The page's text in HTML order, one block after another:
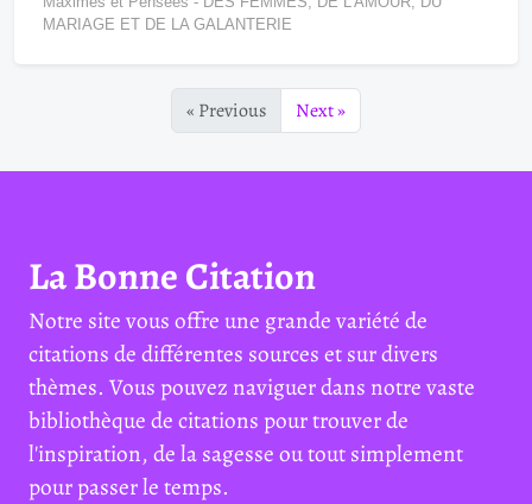
MARIAGE ET DE LA GALANTERIE
« Previous Next »
La Bonne Citation
Notre site vous offre une grande variété de
citations de différentes sources et sur divers
thèmes. Vous pouvez naviguer dans notre vaste
bibliothèque de citations pour trouver de
l'inspiration, de la sagesse ou tout simplement
pour passer le temps.